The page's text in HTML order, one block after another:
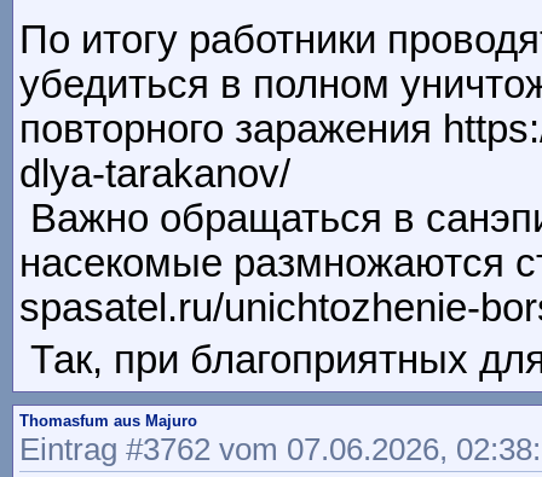
По итогу работники
убедиться в полном
повторного заражения
dlya-tarakanov/
Важно обращаться в
насекомые размножаются
spasatel.ru/unichtozhenie-
Так, при благоприятных
Thomasfum aus Majuro
Eintrag #3762 vom 07.06.2026,